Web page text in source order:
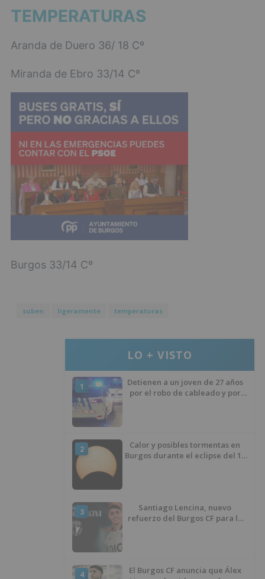
TEMPERATURAS
Aranda de Duero 36/ 18 Cº
Miranda de Ebro 33/14 Cº
Burgos 33/14 Cº
suben ligeramente temperaturas
LO + VISTO
1
Detienen a un joven de 27 años
por el robo de cableado y por
2
Calor y posibles tormentas en
Burgos durante el eclipse del 12
3
Santiago Lencina, nuevo
refuerzo del Burgos CF para la
4
El Burgos CF anuncia que Álex